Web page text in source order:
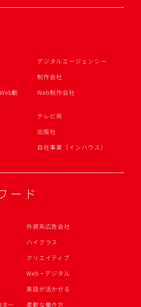
デジタルエージェンシー
制作会社
動
Web制作会社
テレビ局
出版社
自社事業（インハウス）
ード
外資系広告会社
ハイクラス
クリエイティブ
Web・デジタル
英語が活かせる
ー
柔軟な働き方